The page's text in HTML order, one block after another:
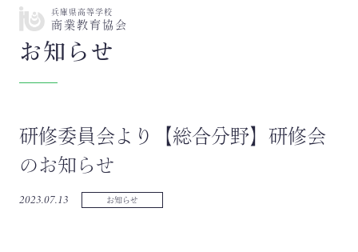
兵庫県高等学校
商業教育協会
お知らせ
研修委員会より【総合分野】研修会
のお知らせ
2023.07.13 お知らせ